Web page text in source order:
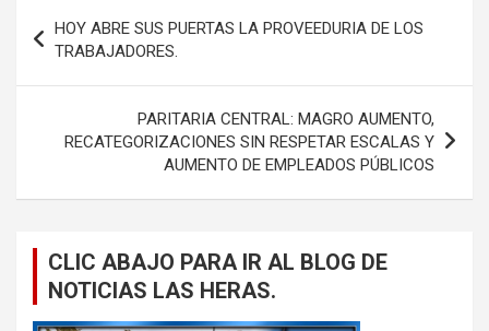
de
entradas
HOY ABRE SUS PUERTAS LA PROVEEDURIA DE LOS
TRABAJADORES.
PARITARIA CENTRAL: MAGRO AUMENTO,
RECATEGORIZACIONES SIN RESPETAR ESCALAS Y
AUMENTO DE EMPLEADOS PÚBLICOS
CLIC ABAJO PARA IR AL BLOG DE
NOTICIAS LAS HERAS.